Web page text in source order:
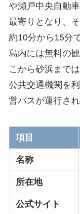
や瀬戸中央自動
最寄りとなり、
約10分から15分
島内には無料の
こから砂浜まで
公共交通機関を
営バスが運行され
項目
名称
所在地
公式サイト